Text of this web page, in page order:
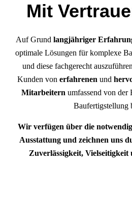
Mit
Auf Grund langjähriger
optimale Lösungen für komplexe
und diese fachgerecht
Kunden von erfahrenen und
Mitarbeitern umfassend von der
Baufertigstellung
Wir verfügen über die
Ausstattung und zeichnen uns
Zuverlässigkeit,